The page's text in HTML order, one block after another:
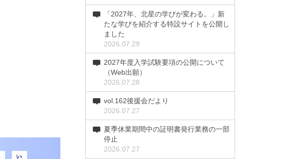
「2027年、北星の学びが変わる。」新
たな学びを紹介する特設サイトを公開し
ました
2026.07.29
2027年度入学試験要項の公開について
（Web出願）
2026.07.28
vol.162後援会だより
2026.07.27
夏季休業期間中の証明書発行業務の一部
停止
2026.07.27